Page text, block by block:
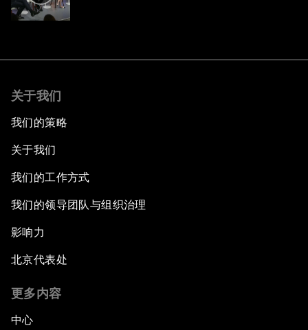
关于我们
我们的策略
关于我们
我们的工作方式
我们的领导团队与组织治理
影响力
北京代表处
更多内容
中心